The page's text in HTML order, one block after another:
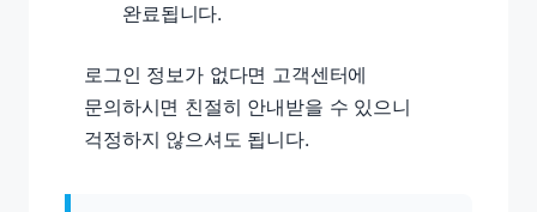
완료됩니다.
로그인 정보가 없다면 고객센터에
문의하시면 친절히 안내받을 수 있으니
걱정하지 않으셔도 됩니다.